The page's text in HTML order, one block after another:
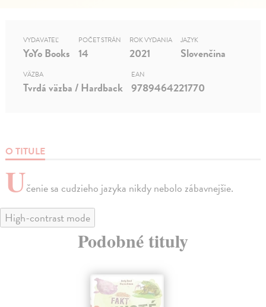
O TITULE
Učenie sa cudzieho jazyka nikdy nebolo zábavnejšie.
VYDAVATEĽ
YoYo Books
POČET STRÁN
14
ROK VYDANIA
2021
JAZYK
Slovenčina
VÄZBA
Tvrdá väzba / Hardback
EAN
9789464221770
High-contrast mode
Podobné tituly